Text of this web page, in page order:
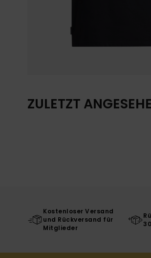
ZULETZT
Kostenloser Versand
und Rückversand für
Mitglieder